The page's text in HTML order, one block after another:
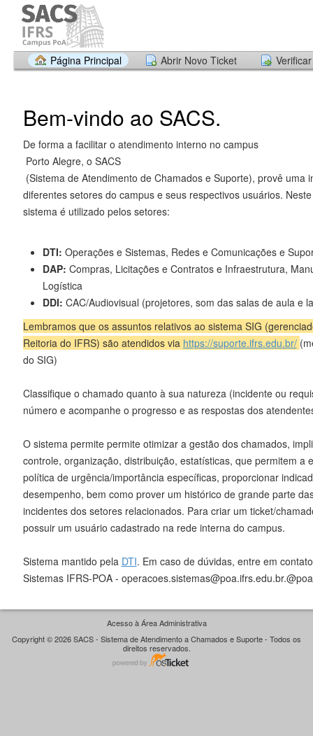
Página Principal Abrir Novo Ticket
Bem-vindo ao SACS.
De forma a facilitar o atendimento interno no campus
Porto Alegre, o SACS
(Sistema de Atendimento de Chamados e Suporte), provê uma
diferentes setores do campus e seus respectivos usuários.
sistema é utilizado pelos setores:
DTI: Operações e Sistemas, Redes e Comunicações e
DAP: Compras, Licitações e Contratos e Infraestrutura,
Logística
DDI: CAC/Audiovisual (projetores, som das salas de aula e
Lembramos que os assuntos relativos ao sistema SIG
Reitoria do IFRS) são atendidos via https://suporte.ifrs.edu.br/
do SIG)
Classifique o chamado quanto à sua natureza (incidente ou
número e acompanhe o progresso e as respostas dos
O sistema permite permite otimizar a gestão dos chamados,
controle, organização, distribuição, estatísticas, que permitem a
política de urgência/importância específicas, proporcionar
desempenho, bem como prover um histórico de grande parte
incidentes dos setores relacionados. Para criar um ticket/
possuir um usuário cadastrado na rede interna do campus.
Sistema mantido pela DTI. Em caso de dúvidas, entre em
Sistemas IFRS-POA -
Acesso à Área Administrativa
Copyright © 2026 SACS - Sistema de Atendimento a Chamados e Suporte - Todos os
direitos reservados.